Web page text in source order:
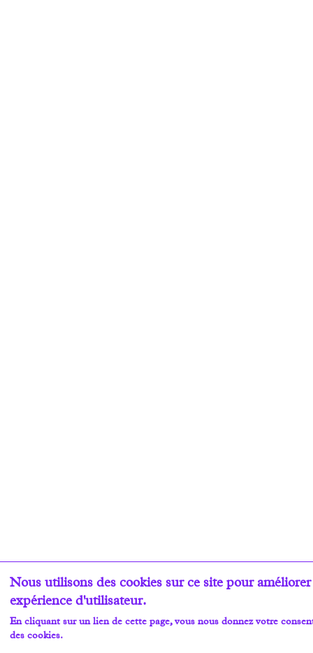
Nous utilisons des cookies sur ce site pour
expérience d'utilisateur.
En cliquant sur un lien de cette page, vous nous donnez votre
des cookies.